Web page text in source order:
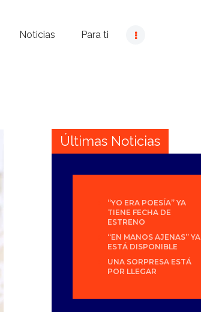
Noticias Para ti
Últimas Noticias
“YO ERA POESÍA” YA
TIENE FECHA DE
ESTRENO
“EN MANOS AJENAS” YA
ESTÁ DISPONIBLE
UNA SORPRESA ESTÁ
POR LLEGAR